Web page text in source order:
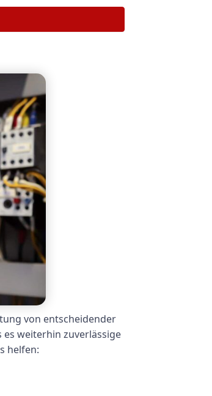
von entscheidender
es weiterhin zuverlässige
helfen: